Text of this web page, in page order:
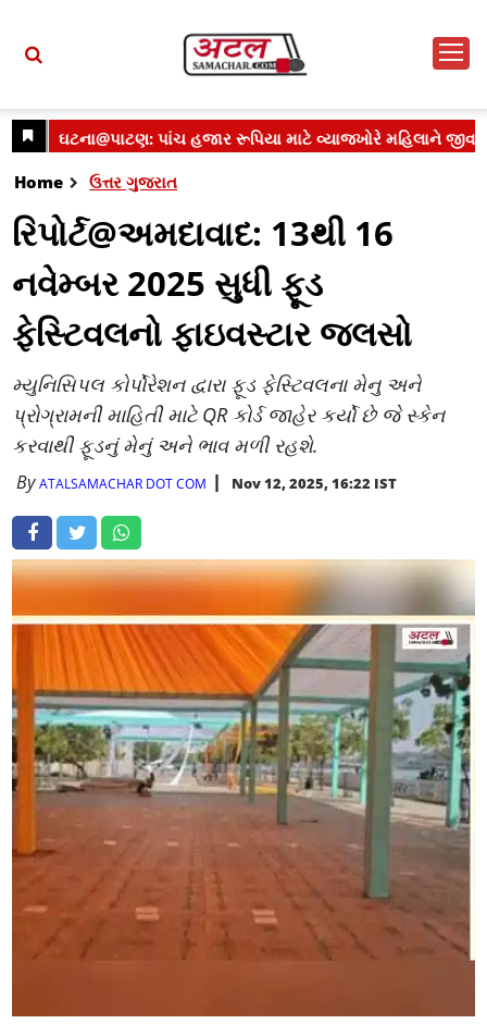
Home ઉત્તર ગુજરાત
રિપોર્ટ@અમદાવાદ: 13થી 16
નવેમ્બર 2025 સુધી ફૂડ
ફેસ્ટિવલનો ફાઇવસ્ટાર જલસો
મ્યુનિસિપલ કોર્પોરેશન દ્વારા ફૂડ ફેસ્ટિવલના મેનુ અને
પ્રોગ્રામની માહિતી માટે QR કોર્ડ જાહેર કર્યો છે જે સ્કેન
કરવાથી ફૂડનું મેનું અને ભાવ મળી રહશે.
ByATALSAMACHAR DOT COM Nov 12, 2025, 16:22 IST